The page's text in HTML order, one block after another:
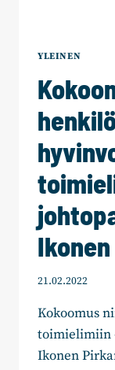
YLEINEN
Ikonen
21.02.2022
Kokoomus
toimielimiin
Ikonen